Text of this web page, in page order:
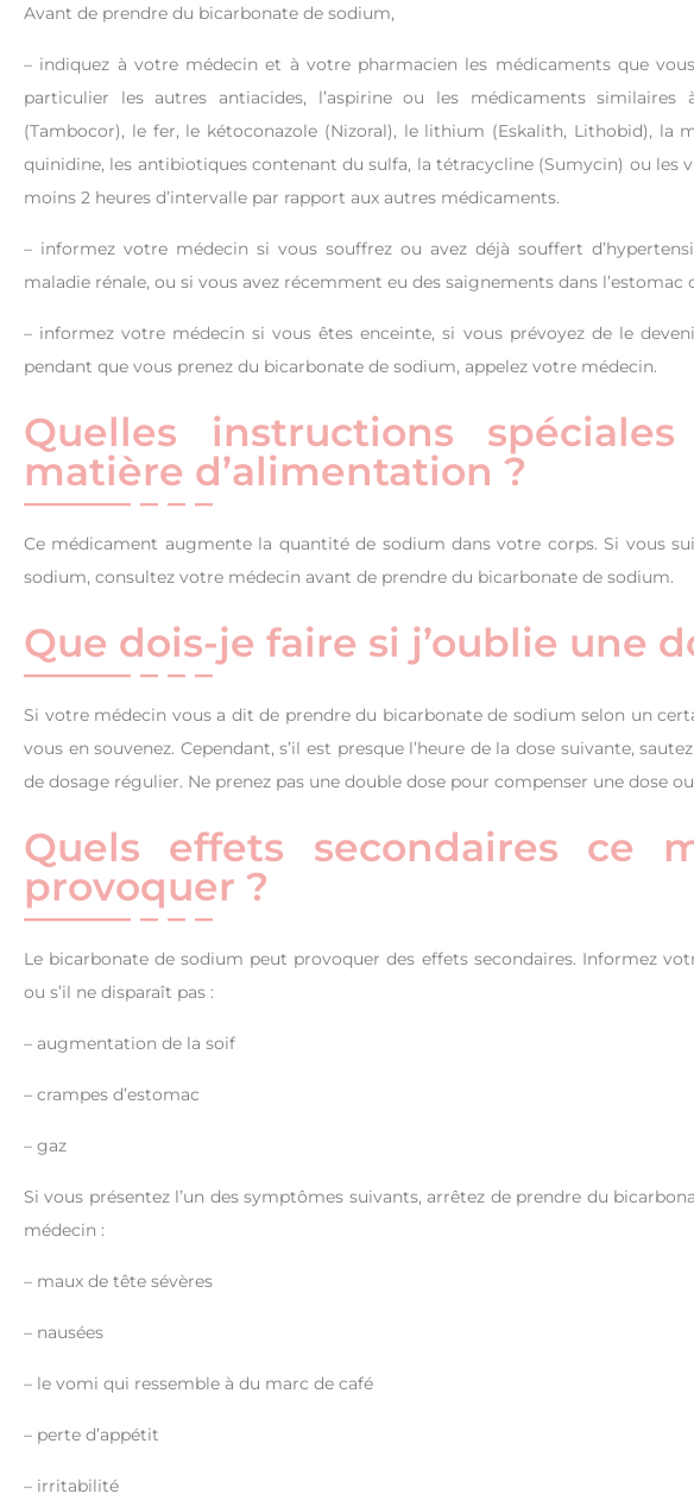
Avant de prendre du bicarbonate de sodium,
– indiquez à votre médecin et à votre pharmacien les médicaments que
particulier les autres antiacides, l’aspirine ou les médicaments similaires
(Tambocor), le fer, le kétoconazole (Nizoral), le lithium (Eskalith, Lithobid), la
quinidine, les antibiotiques contenant du sulfa, la tétracycline (Sumycin) ou les
moins 2 heures d’intervalle par rapport aux autres médicaments.
– informez votre médecin si vous souffrez ou avez déjà souffert
maladie rénale, ou si vous avez récemment eu des saignements dans l’estomac
– informez votre médecin si vous êtes enceinte, si vous prévoyez de le
pendant que vous prenez du bicarbonate de sodium, appelez votre médecin.
Quelles instructions
matière d’alimentation ?
Ce médicament augmente la quantité de sodium dans votre corps. Si vous
sodium, consultez votre médecin avant de prendre du bicarbonate de sodium.
Que dois-je faire si j’oublie une
Si votre médecin vous a dit de prendre du bicarbonate de sodium selon un
vous en souvenez. Cependant, s’il est presque l’heure de la dose suivante,
de dosage régulier. Ne prenez pas une double dose pour compenser une dose
Quels effets secondaires ce
provoquer ?
Le bicarbonate de sodium peut provoquer des effets secondaires. Informez
ou s’il ne disparaît pas :
– augmentation de la soif
– crampes d’estomac
– gaz
Si vous présentez l’un des symptômes suivants, arrêtez de prendre du
médecin :
– maux de tête sévères
– nausées
– le vomi qui ressemble à du marc de café
– perte d’appétit
– irritabilité